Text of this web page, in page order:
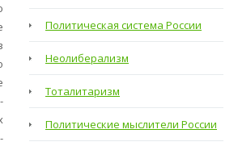
Политическая система России
Неолиберализм
Тоталитаризм
Политические мыслители России